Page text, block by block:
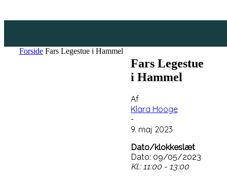
Forside Fars Legestue i Hammel
Fars Legestue
i Hammel
Af
Klara Hooge
-
9. maj 2023
Dato/klokkeslæt
Dato: 09/05/2023
Kl.: 11:00 - 13:00